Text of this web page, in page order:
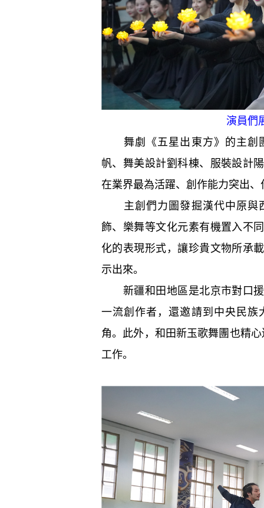
演員們展
舞劇《五星出東方》的主創
帆、舞美設計劉科棟、服裝設計
在業界最為活躍、創作能力突出
主創們力圖發掘漢代中原與
飾、樂舞等文化元素有機置入不
化的表現形式，讓珍貴文物所承
示出來。
新疆和田地區是北京市對口援
一流創作者，還邀請到中央民
角。此外，和田新玉歌舞團也精
工作。